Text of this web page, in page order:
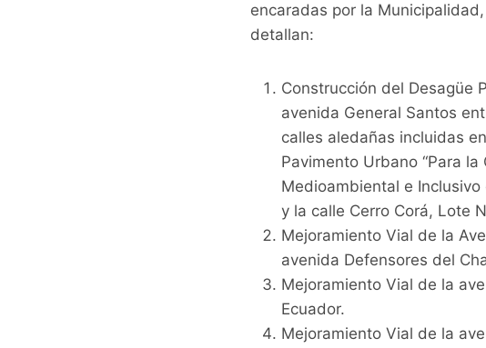
encaradas por la
detallan:
Construcción del Desagüe
avenida General Santos
calles aledañas incluidas
Pavimento Urbano “Para
Medioambiental e
y la calle Cerro Corá, Lote
Mejoramiento Vial de la
avenida Defensores del
Mejoramiento Vial de la
Ecuador.
Mejoramiento Vial de la